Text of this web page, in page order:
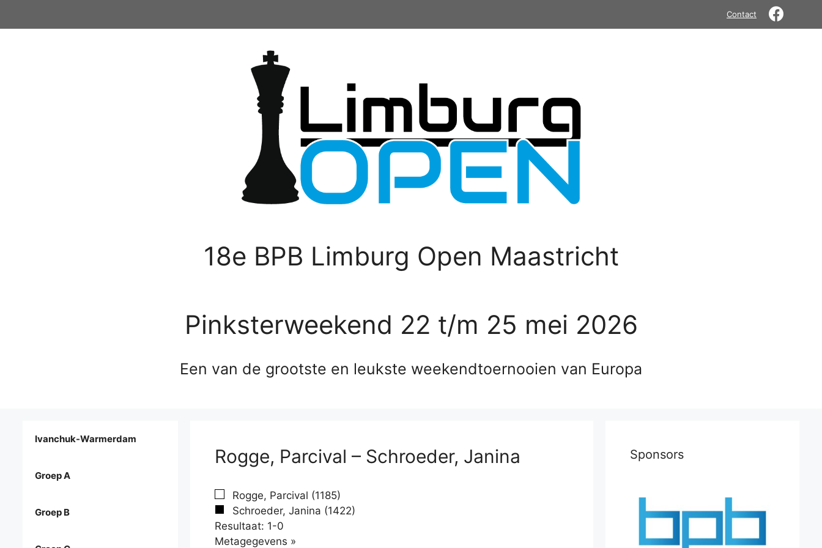
Contact
18e BPB Limburg Open Maastricht
Pinksterweekend 22 t/m 25 mei 2026
Een van de grootste en leukste weekendtoernooien van Europa
Rogge, Parcival – Schroeder, Janina
Rogge, Parcival (1185)
Schroeder, Janina (1422)
Resultaat: 1-0
Metagegevens »
Ivanchuk-Warmerdam
Groep A
Groep B
Sponsors